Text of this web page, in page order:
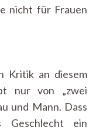
nicht für Frauen
Kritik an diesem
nur von „zwei
und Mann. Dass
Geschlecht ein